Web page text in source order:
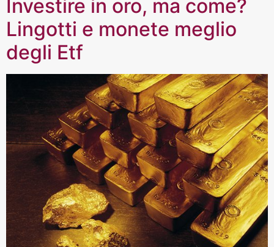
Investire in oro, ma come?
Lingotti e monete meglio
degli Etf